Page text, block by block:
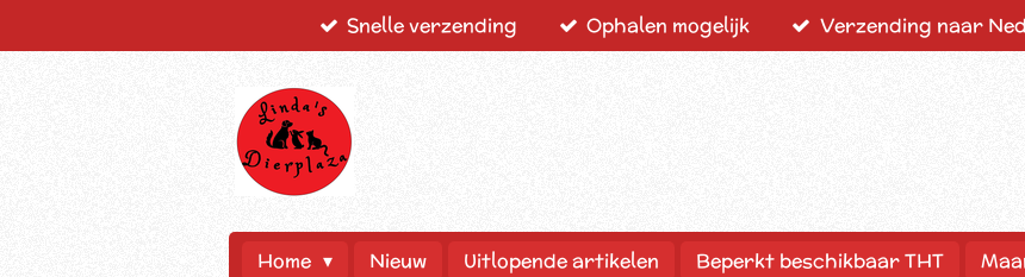
Snelle verzending Ophalen mogelijk Verzending naar
Home Nieuw Uitlopende artikelen Beperkt beschikbaar THT